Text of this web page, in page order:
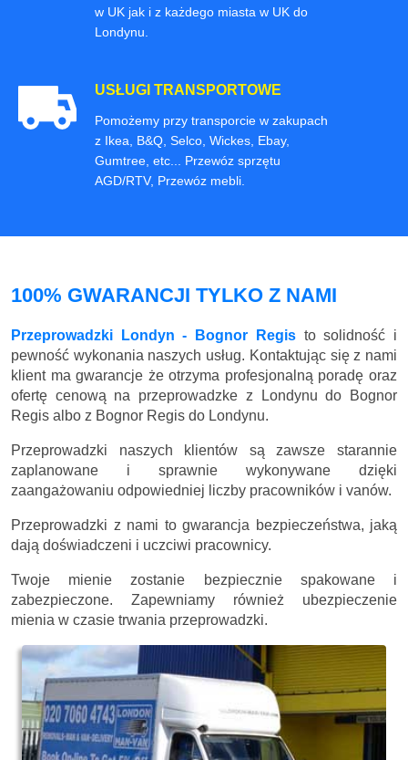
w UK jak i z każdego miasta w UK do
Londynu.
USŁUGI TRANSPORTOWE
Pomożemy przy transporcie w zakupach
z Ikea, B&Q, Selco, Wickes, Ebay,
Gumtree, etc... Przewóz sprzętu
AGD/RTV, Przewóz mebli.
100% GWARANCJI TYLKO Z NAMI
Przeprowadzki Londyn - Bognor Registo solidność i
pewność wykonania naszych usług. Kontaktując się z nami
klient ma gwarancje że otrzyma profesjonalną poradę oraz
ofertę cenową na przeprowadzke z Londynu do Bognor
Regis albo z Bognor Regis do Londynu.
Przeprowadzki naszych klientów są zawsze starannie
zaplanowane i sprawnie wykonywane dzięki
zaangażowaniu odpowiedniej liczby pracowników i vanów.
Przeprowadzki z nami to gwarancja bezpieczeństwa, jaką
dają doświadczeni i uczciwi pracownicy.
Twoje mienie zostanie bezpiecznie spakowane i
zabezpieczone. Zapewniamy również ubezpieczenie
mienia w czasie trwania przeprowadzki.